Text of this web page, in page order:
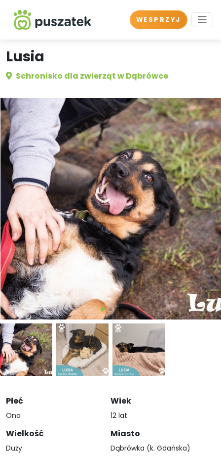
WESPRZYJ
Lusia
Schronisko dla zwierząt w Dąbrówce
Płeć
Ona
Wielkość
Duży
Wiek
12 lat
Miasto
Dąbrówka (k. Gdańska)